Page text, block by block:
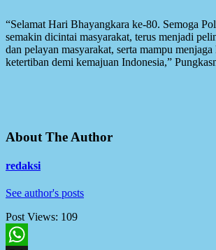
“Selamat Hari Bhayangkara ke-80. Semoga
semakin dicintai masyarakat, terus menjadi
dan pelayan masyarakat, serta mampu menjaga
ketertiban demi kemajuan Indonesia,”
About The Author
redaksi
See author's posts
Post Views: 109